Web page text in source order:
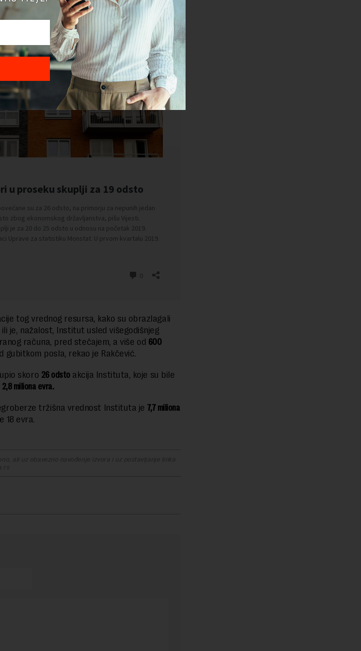
tog vrednog resursa, kako su obrazlagali
je, nažalost, Institut usled višegodišnjeg
računa, pred stečajem, a više od 600
gubitkom posla, rekao je Rakčević.
skoro 26 odstoakcija Instituta, koje su bile
2,8 miliona evra.
tržišna vrednost Instituta je 7,7 miliona
18 evra.
ali uz obavezno navođenje izvora i uz postavljanje linka